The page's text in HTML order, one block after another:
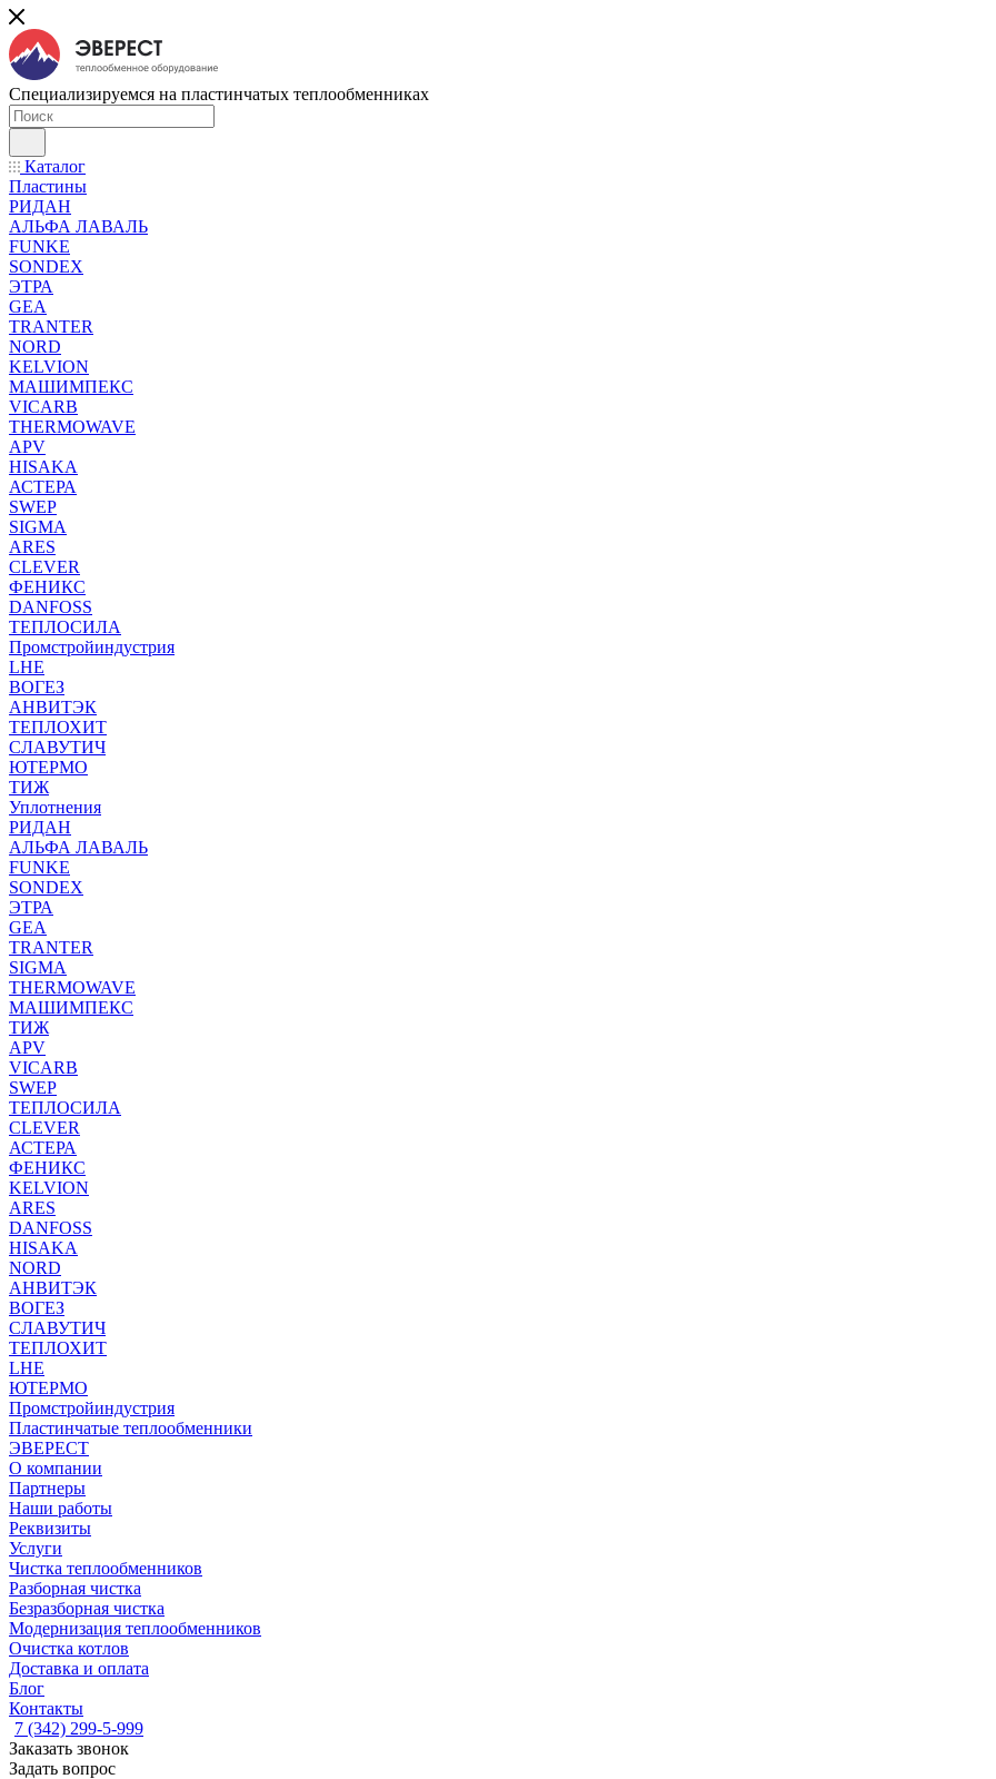
Специализируемся на пластинчатых теплообменниках
Каталог
Пластины
РИДАН
АЛЬФА ЛАВАЛЬ
FUNKE
SONDEX
ЭТРА
GEA
TRANTER
NORD
KELVION
МАШИМПЕКС
VICARB
THERMOWAVE
APV
HISAKA
АСТЕРА
SWEP
SIGMA
ARES
CLEVER
ФЕНИКС
DANFOSS
ТЕПЛОСИЛА
Промстройиндустрия
LHE
ВОГЕЗ
АНВИТЭК
ТЕПЛОХИТ
СЛАВУТИЧ
ЮТЕРМО
ТИЖ
Уплотнения
РИДАН
АЛЬФА ЛАВАЛЬ
FUNKE
SONDEX
ЭТРА
GEA
TRANTER
SIGMA
THERMOWAVE
МАШИМПЕКС
ТИЖ
APV
VICARB
SWEP
ТЕПЛОСИЛА
CLEVER
АСТЕРА
ФЕНИКС
KELVION
ARES
DANFOSS
HISAKA
NORD
АНВИТЭК
ВОГЕЗ
СЛАВУТИЧ
ТЕПЛОХИТ
LHE
ЮТЕРМО
Промстройиндустрия
Пластинчатые теплообменники
ЭВЕРЕСТ
О компании
Партнеры
Наши работы
Реквизиты
Услуги
Чистка теплообменников
Разборная чистка
Безразборная чистка
Модернизация теплообменников
Очистка котлов
Доставка и оплата
Блог
Контакты
7 (342) 299-5-999
Заказать звонок
Задать вопрос